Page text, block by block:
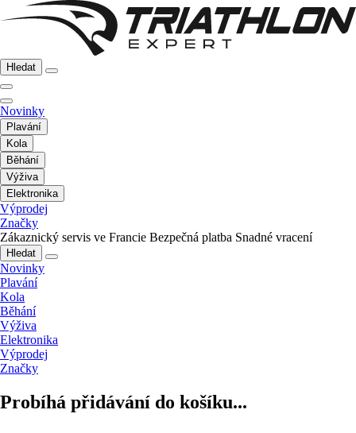
Hledat
Novinky
Plavání
Kola
Běhání
Výživa
Elektronika
Výprodej
Značky
Zákaznický servis ve Francie Bezpečná platba Snadné vracení
Hledat
Novinky
Plavání
Kola
Běhání
Výživa
Elektronika
Výprodej
Značky
Probíhá přidávání do košíku...